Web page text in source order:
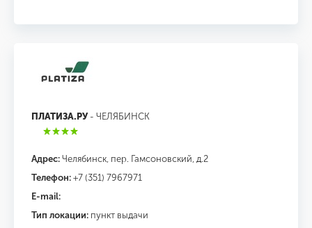
ПЛАТИЗА.РУ- ЧЕЛЯБИНСК
Адрес: Челябинск, пер. Гамсоновский, д.2
Телефон: +7 (351) 7967971
E-mail:
Тип локации: пункт выдачи